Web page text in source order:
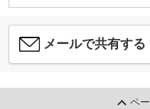
メールで共有する
ペ